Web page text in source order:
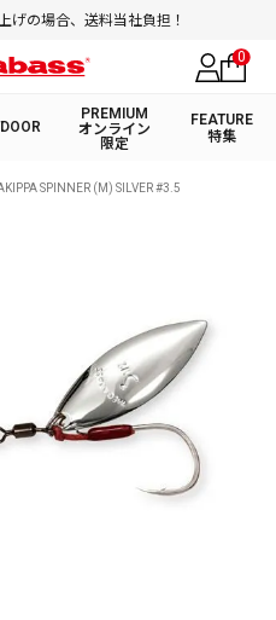
げの場合、送料当社負担！
0
PREMIUM
オンライン
限定
FEATURE
特集
み検索
SPINNER (M) SILVER #3.5